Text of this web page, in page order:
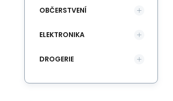
OBČERSTVENÍ
ELEKTRONIKA
DROGERIE